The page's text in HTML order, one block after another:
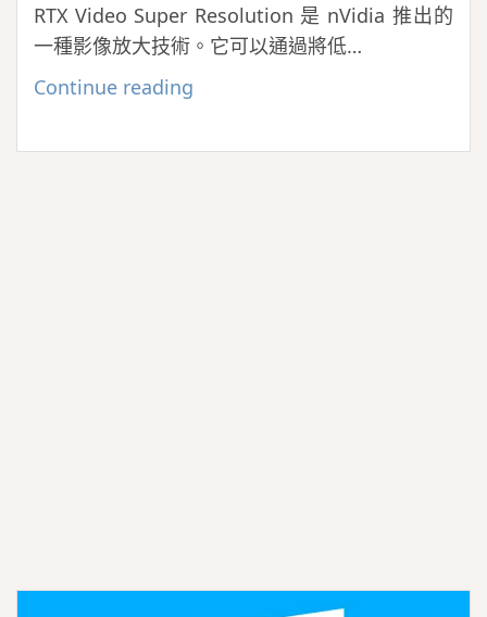
RTX Video Super Resolution 是 nVidia 推出的
一種影像放大技術。它可以通過將低…
Continue reading
在